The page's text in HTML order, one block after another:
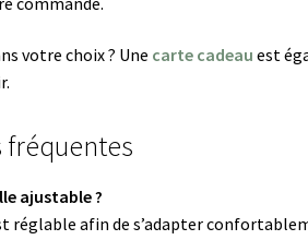
votre choix ? Une carte cadeau est
fréquentes
ajustable ?
réglable afin de s’adapter